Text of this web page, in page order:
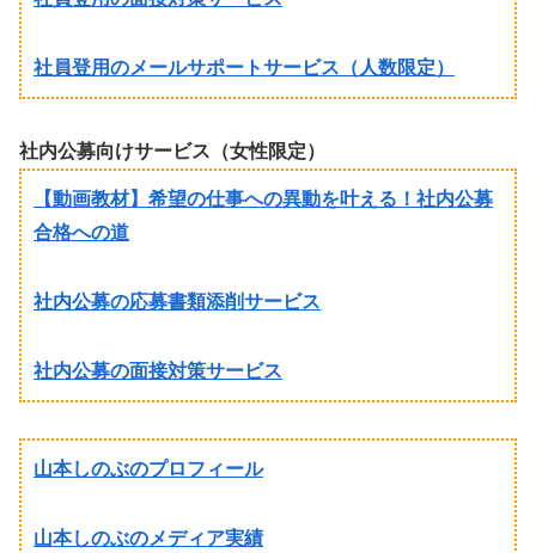
社員登用のメールサポートサービス（人数限定）
社内公募向けサービス（女性限定）
【動画教材】希望の仕事への異動を叶える！社内公募
合格への道
社内公募の応募書類添削サービス
社内公募の面接対策サービス
山本しのぶのプロフィール
山本しのぶのメディア実績